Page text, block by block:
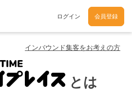
ログイン 会員登録
インバウンド集客をお考えの方
とは